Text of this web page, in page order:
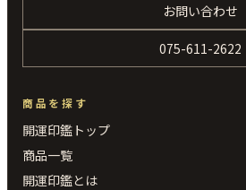
お問い合わせ
075-611-2622
商品を探す
開運印鑑トップ
商品一覧
開運印鑑とは